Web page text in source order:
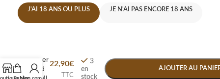
J'AI 18 ANS OU PLUS JE N'AI PAS ENCORE 18 ANS
Enfer
Red
22,90€
TTC
3
en
stock
AJOUTER AU